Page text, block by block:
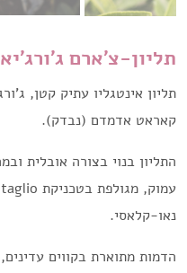
תליון-צ'ארם
קאראט אדמדם (נבדק).
התליון בנוי בצורה אובלית
נאו-קלאסי.
הדמות מתוארת בקווים